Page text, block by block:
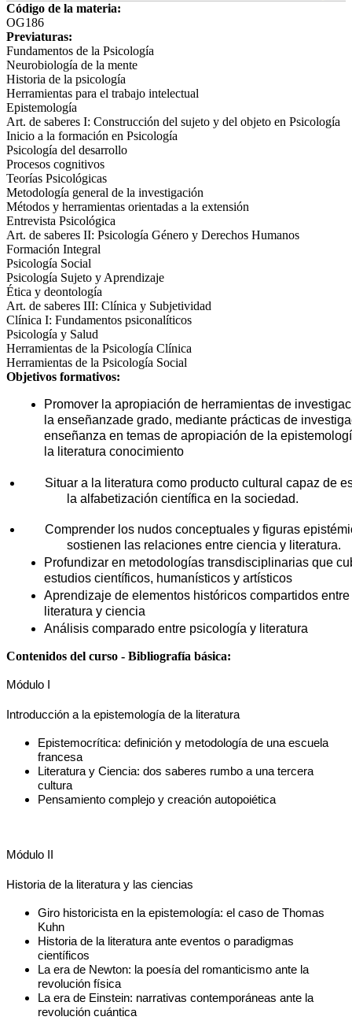
Código de la materia:
OG186
Previaturas:
Fundamentos de la Psicología
Neurobiología de la mente
Historia de la psicología
Herramientas para el trabajo intelectual
Epistemología
Art. de saberes I: Construcción del sujeto y del objeto en Psicología
Inicio a la formación en Psicología
Psicología del desarrollo
Procesos cognitivos
Teorías Psicológicas
Metodología general de la investigación
Métodos y herramientas orientadas a la extensión
Entrevista Psicológica
Art. de saberes II: Psicología Género y Derechos Humanos
Formación Integral
Psicología Social
Psicología Sujeto y Aprendizaje
Ética y deontología
Art. de saberes III: Clínica y Subjetividad
Clínica I: Fundamentos psiconalíticos
Psicología y Salud
Herramientas de la Psicología Clínica
Herramientas de la Psicología Social
Objetivos formativos:
Promover la apropiación de herramientas de
la enseñanzade grado, mediante prácticas de
enseñanza en temas de apropiación de la
la literatura conocimiento
Situar a la literatura como producto cultural capaz de
la alfabetización científica en la sociedad.
Comprender los nudos conceptuales y figuras
sostienen las relaciones entre ciencia y literatura.
Profundizar en metodologías transdisciplinarias que
estudios científicos, humanísticos y artísticos
Aprendizaje de elementos históricos compartidos entre
literatura y ciencia
Análisis comparado entre psicología y literatura
Contenidos del curso - Bibliografía básica:
Módulo I
Introducción a la epistemología de la literatura
Epistemocrítica: definición y metodología de una escuela
francesa
Literatura y Ciencia: dos saberes rumbo a una tercera
cultura
Pensamiento complejo y creación autopoiética
Módulo II
Historia de la literatura y las ciencias
Giro historicista en la epistemología: el caso de Thomas
Kuhn
Historia de la literatura ante eventos o paradigmas
científicos
La era de Newton: la poesía del romanticismo ante la
revolución física
La era de Einstein: narrativas contemporáneas ante la
revolución cuántica